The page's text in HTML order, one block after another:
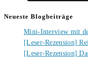
Neueste Blogbeiträge
Mini-Interview mit
[Leser-Rezension]
[Leser-Rezension]